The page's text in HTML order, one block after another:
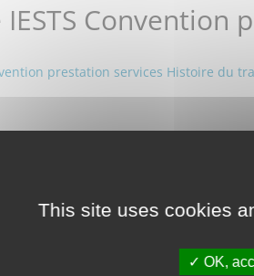
IESTS
prestation services Histoire du
This site uses cookies
OK,